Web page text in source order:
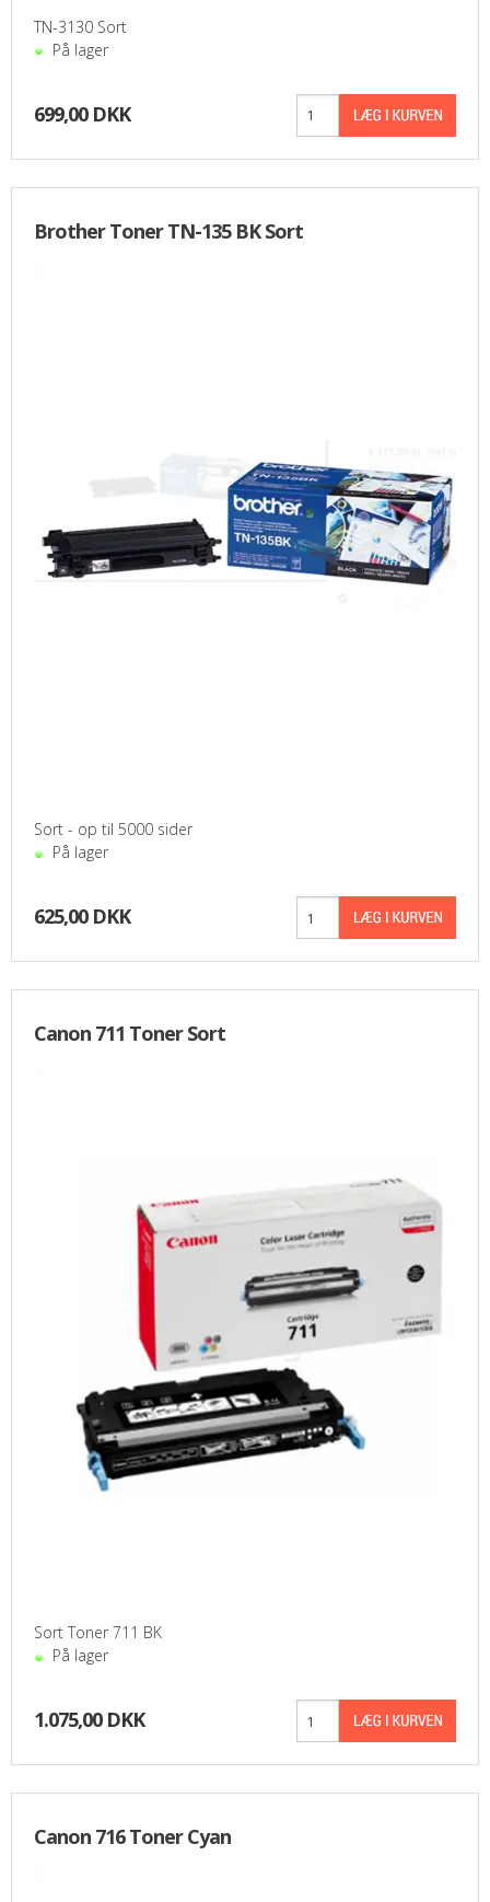
TN-3130 Sort
På lager
699,00 DKK
Brother Toner TN-135 BK Sort
Sort - op til 5000 sider
På lager
625,00 DKK
Canon 711 Toner Sort
Sort Toner 711 BK
På lager
1.075,00 DKK
Canon 716 Toner Cyan